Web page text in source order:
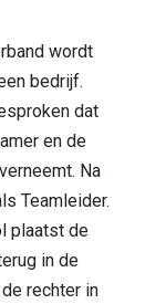
wordt
bedrijf.
dat
en de
Na
Teamleider.
plaatst de
in de
rechter in